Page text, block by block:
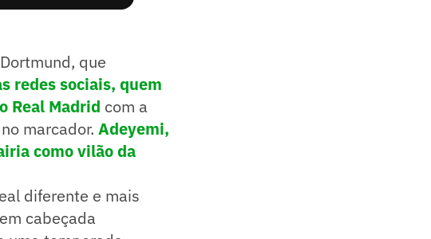
que
redes sociais, quem
Real Madrid com a
marcador. Adeyemi,
como vilão da
diferente e mais
cabeçada